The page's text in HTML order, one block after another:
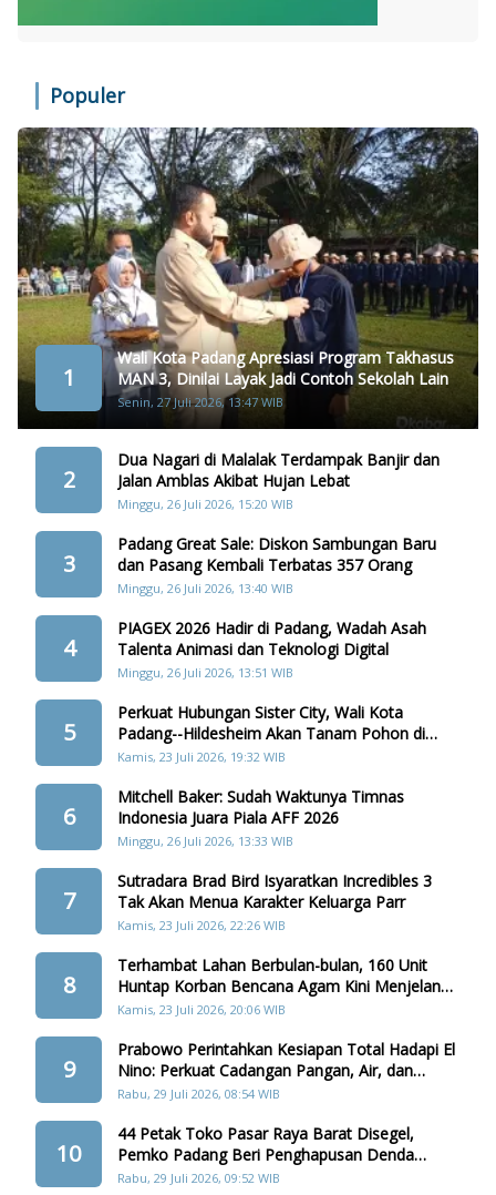
Populer
1
Wali Kota Padang Apresiasi Program Takhasus
MAN 3, Dinilai Layak Jadi Contoh Sekolah Lain
Senin, 27 Juli 2026, 13:47 WIB
2
Dua Nagari di Malalak Terdampak Banjir dan
Jalan Amblas Akibat Hujan Lebat
Minggu, 26 Juli 2026, 15:20 WIB
3
Padang Great Sale: Diskon Sambungan Baru
dan Pasang Kembali Terbatas 357 Orang
Minggu, 26 Juli 2026, 13:40 WIB
4
PIAGEX 2026 Hadir di Padang, Wadah Asah
Talenta Animasi dan Teknologi Digital
Minggu, 26 Juli 2026, 13:51 WIB
5
Perkuat Hubungan Sister City, Wali Kota
Padang--Hildesheim Akan Tanam Pohon di
Batang Arau
Kamis, 23 Juli 2026, 19:32 WIB
6
Mitchell Baker: Sudah Waktunya Timnas
Indonesia Juara Piala AFF 2026
Minggu, 26 Juli 2026, 13:33 WIB
7
Sutradara Brad Bird Isyaratkan Incredibles 3
Tak Akan Menua Karakter Keluarga Parr
Kamis, 23 Juli 2026, 22:26 WIB
8
Terhambat Lahan Berbulan-bulan, 160 Unit
Huntap Korban Bencana Agam Kini Menjelang
Realisasi
Kamis, 23 Juli 2026, 20:06 WIB
9
Prabowo Perintahkan Kesiapan Total Hadapi El
Nino: Perkuat Cadangan Pangan, Air, dan
Teknologi
Rabu, 29 Juli 2026, 08:54 WIB
10
44 Petak Toko Pasar Raya Barat Disegel,
Pemko Padang Beri Penghapusan Denda
Retribusi
Rabu, 29 Juli 2026, 09:52 WIB